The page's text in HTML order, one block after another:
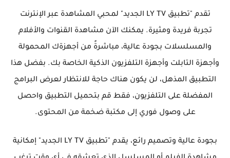
تقدم "تطبيق LY TV الجديد" لمحبي المشاهدة عبر الإنترنت
تجربة فريدة ومثيرة. يمكنك الآن مشاهدة القنوات والأفلام
والمسلسلات بجودة عالية، مباشرةً من أجهزةك المحمولة
وأجهزة التابلت وأجهزة التلفزيون الذكية الخاصة بك. بفضل هذا
التطبيق المذهل، لن يكون هناك حاجة للانتظار لعرض البرامج
المفضلة على التلفزيون، فقط قم بتحميل التطبيق واحصل
على وصول فوري إلى مكتبة ضخمة من المحتوى.
بجودة عالية وتصميم رائع، يقدم "تطبيق LY TV الجديد" إمكانية